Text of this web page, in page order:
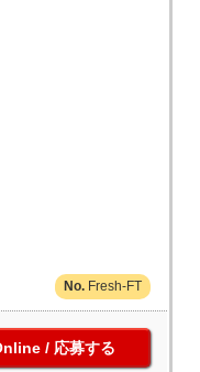
Fresh-FT
応募する